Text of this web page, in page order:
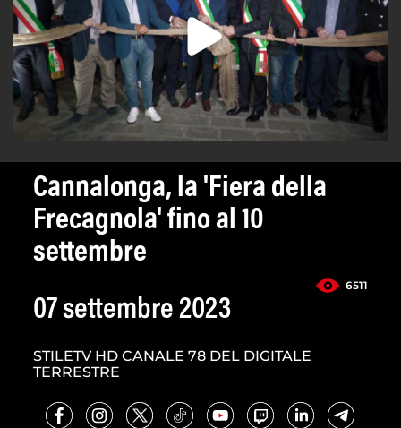
Cannalonga, la 'Fiera della
Frecagnola' fino al 10
settembre
6511
07 settembre 2023
STILETV HD CANALE 78 DEL DIGITALE
TERRESTRE